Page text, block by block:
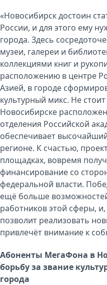
«Новосибирск достоин
России, и для этого ему
города. Здесь
музеи, галереи и
коллекциями книг и
расположению в центре
Азией, в городе
культурный микс. Не
Новосибирске
отделения Российской
обеспечивает
регионе. К счастью,
площадках, вовремя
финансирование со
федеральной власти.
ещё больше
работников этой сферы,
позволит реализовать
привлечёт внимание к
Абоненты МегаФона в
борьбу за звание
города